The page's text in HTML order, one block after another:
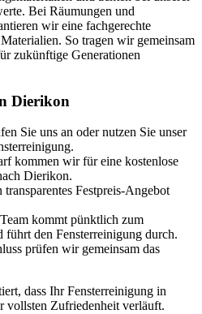
Bei Räumungen und
wir eine fachgerechte
So tragen wir gemeinsam
zukünftige Generationen
Dierikon
Sie uns an oder nutzen Sie unser
kommen wir für eine kostenlose
Dierikon.
transparentes Festpreis-Angebot
kommt pünktlich zum
führt den Fensterreinigung durch.
prüfen wir gemeinsam das
dass Ihr Fensterreinigung in
vollsten Zufriedenheit verläuft.